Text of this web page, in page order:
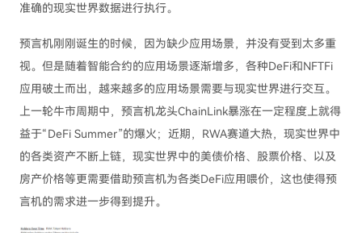
准确的现实世界数据进行执行。
预言机刚刚诞生的时候，因为缺少应用场景，并没有受到太多重
视。但是随着智能合约的应用场景逐渐增多，各种DeFi和NFTFi
应用破土而出，越来越多的应用场景需要与现实世界进行交互。
上一轮牛市周期中，预言机龙头ChainLink暴涨在一定程度上就得
益于“DeFi Summer”的爆火；近期，RWA赛道大热，现实世界中
的各类资产不断上链，现实世界中的美债价格、股票价格、以及
房产价格等更需要借助预言机为各类DeFi应用喂价，这也使得预
言机的需求进一步得到提升。